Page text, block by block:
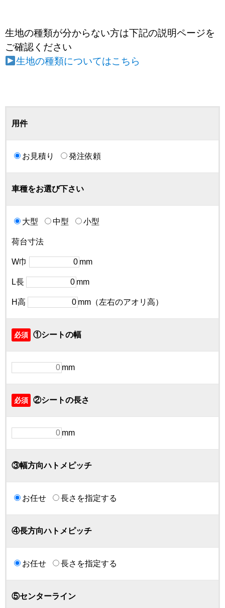
生地の種類が分からない方は下記の説明ページを
ご確認ください
生地の種類についてはこちら
用件
お見積り 発注依頼
車種をお選び下さい
大型 中型 小型
荷台寸法
W巾 mm
L長 mm
H高 mm（左右のアオリ高）
必須 ①シートの幅
mm
必須 ②シートの長さ
mm
③幅方向ハトメピッチ
お任せ 長さを指定する
④長方向ハトメピッチ
お任せ 長さを指定する
⑤センターライン